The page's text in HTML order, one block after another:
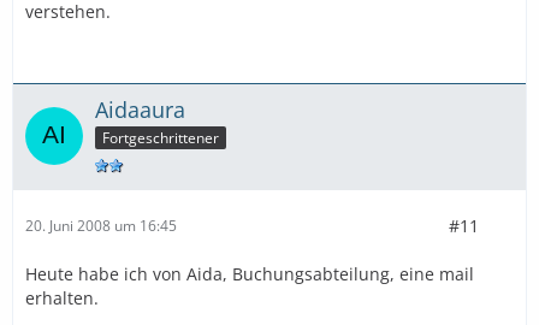
verstehen.
Aidaaura
Fortgeschrittener
20. Juni 2008 um 16:45 #11
Heute habe ich von Aida, Buchungsabteilung, eine mail
erhalten.